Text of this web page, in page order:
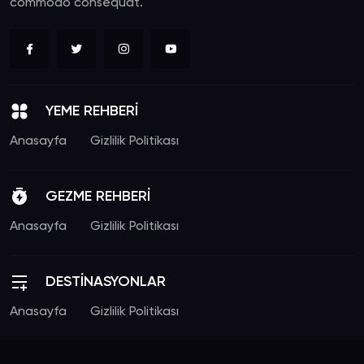
commodo consequat.
YEME REHBERİ
Anasayfa Gizlilik Politikası
GEZME REHBERİ
Anasayfa Gizlilik Politikası
DESTİNASYONLAR
Anasayfa Gizlilik Politikası